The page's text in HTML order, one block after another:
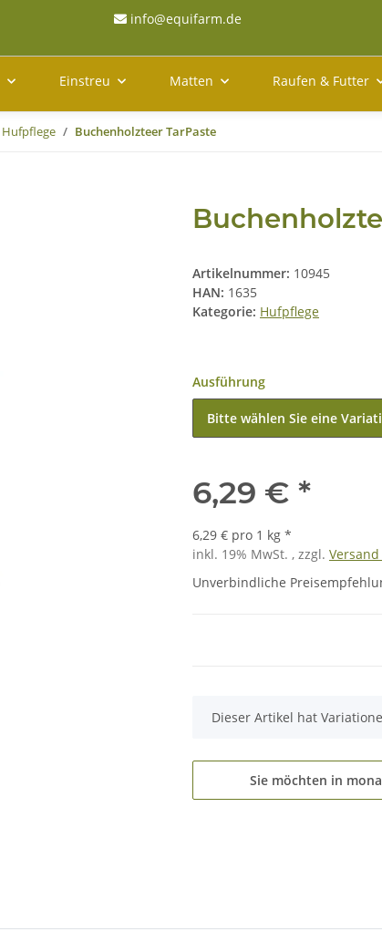
info@equifarm.de
Einstreu Matten Raufen & Futter
Hufpflege Buchenholzteer TarPaste
Artikelnummer: 10945
HAN: 1635
Kategorie: Hufpflege
Ausführung
Bitte wählen Sie eine
6,29 € *
6,29 € pro 1 kg *
inkl. 19% MwSt. , zzgl. Versand
Unverbindliche
x
Dieser Artikel hat
Sie möchten in